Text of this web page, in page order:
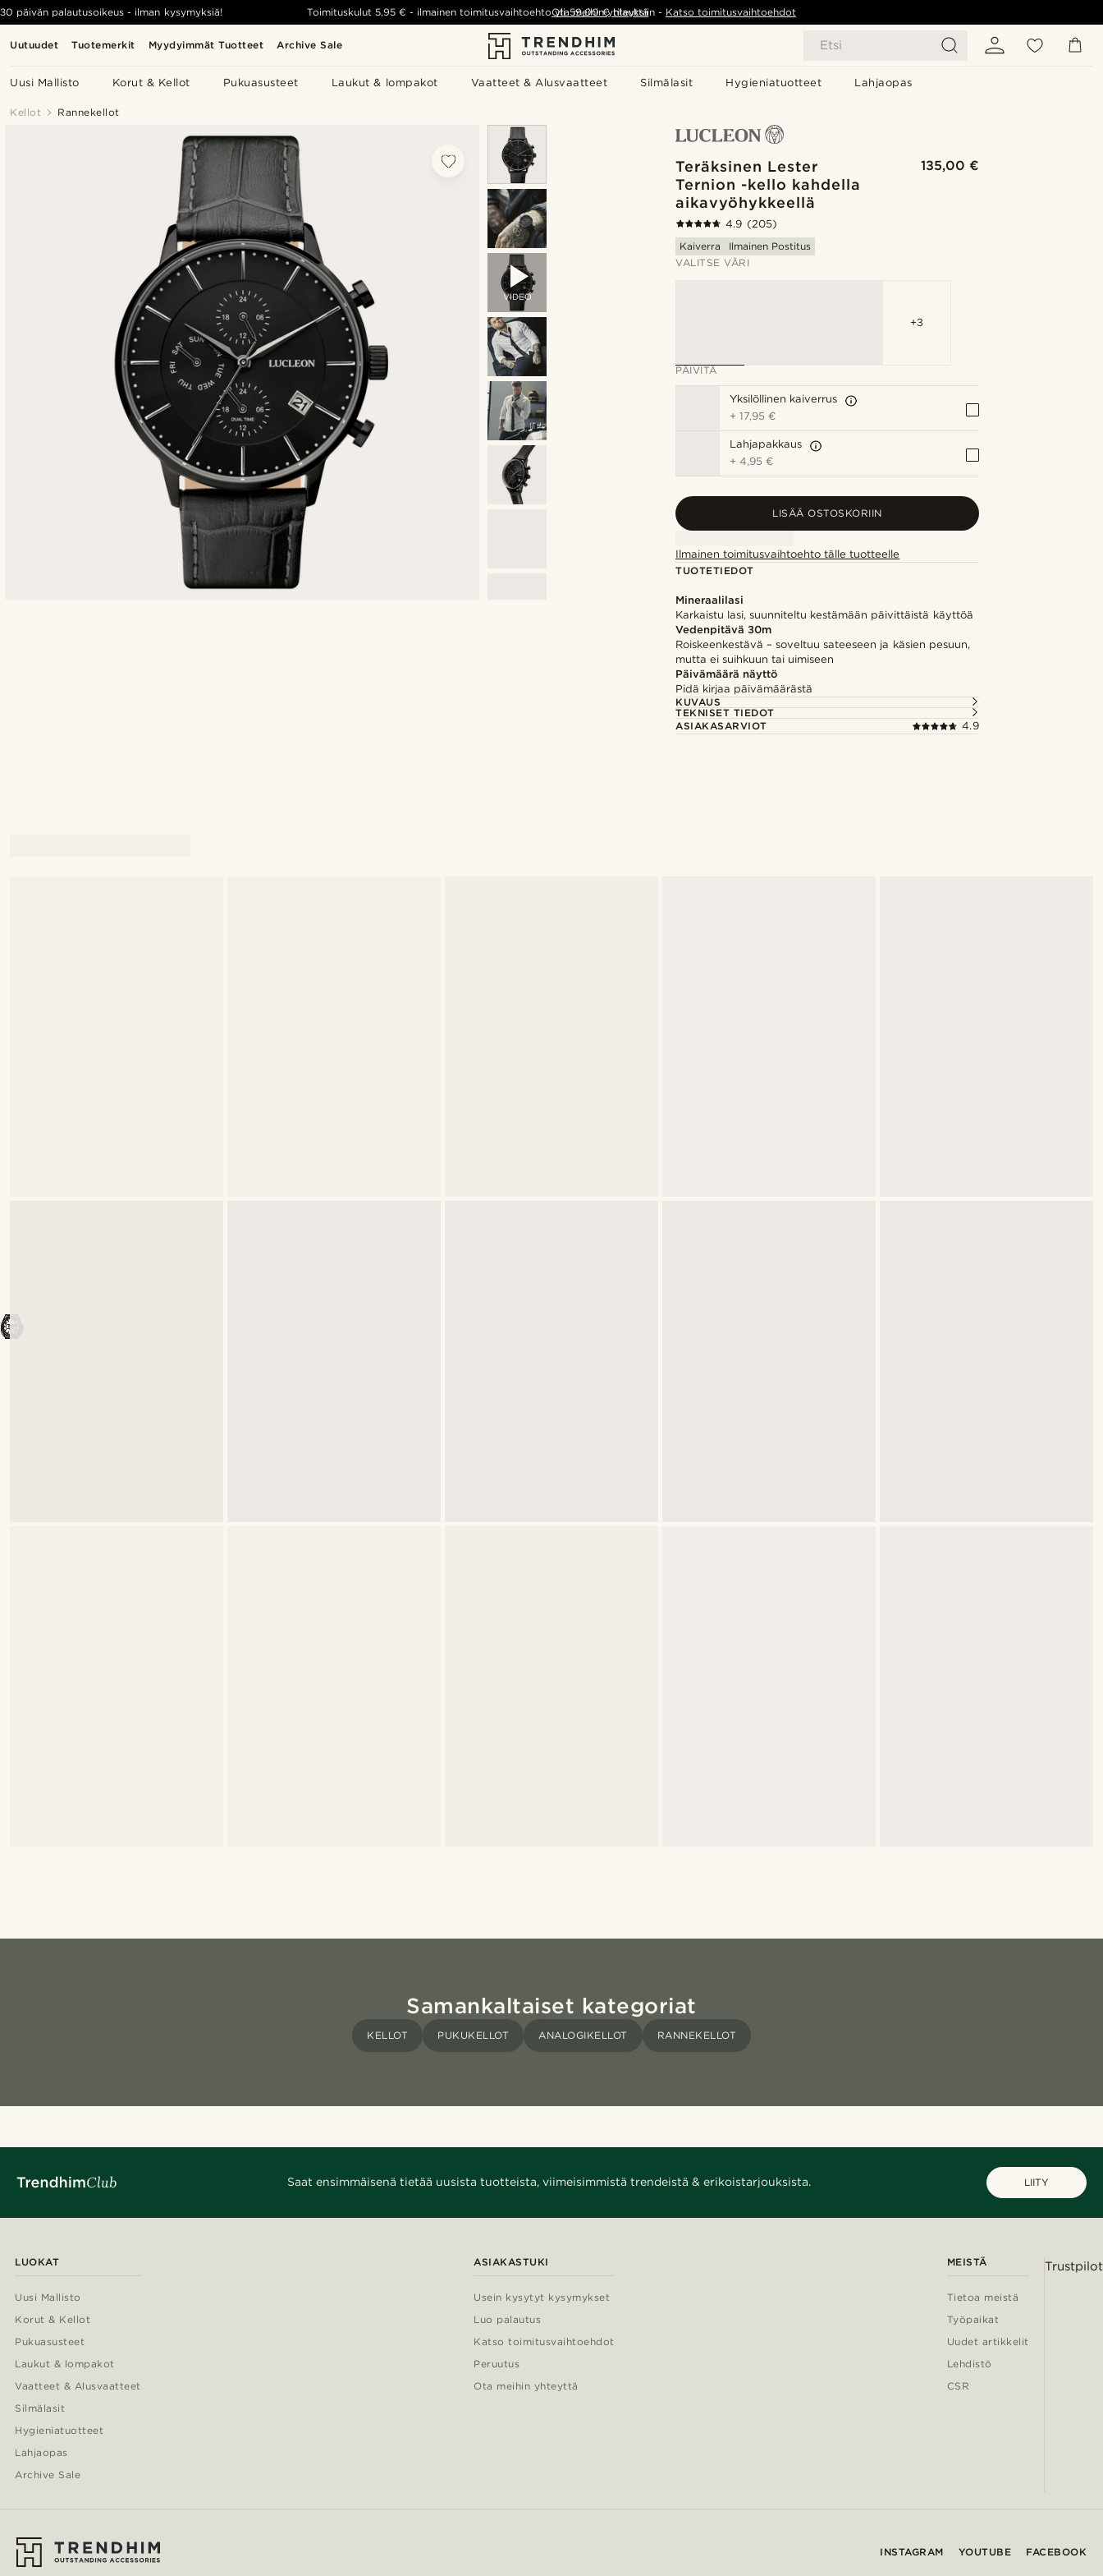
Uutuudet Tuotemerkit Myydyimmät Tuotteet Archive Sale Etsi
Uusi Mallisto Korut & Kellot Pukuasusteet Laukut & lompakot Vaatteet & Alusvaatteet Silmälasit Hygieniatuotteet Lahjaopas
30 päivän palautusoikeus - ilman kysymyksiä! Toimituskulut 5,95 € - ilmainen toimitusvaihtoehto yli 59,00 €tilauksiin - Katso toimitusvaihtoehdot
Ota meihin yhteyttä
Kellot Rannekellot
VIDEO
Teräksinen Lester
Ternion -kello kahdella
aikavyöhykkeellä
135,00 €
4.9 (205)
Kaiverra
Ilmainen Postitus
VALITSE VÄRI
+3
PÄIVITÄ
Yksilöllinen kaiverrus
+17,95 €
Lahjapakkaus
+4,95 €
LISÄÄ OSTOSKORIIN
Ilmainen toimitusvaihtoehto tälle tuotteelle
TUOTETIEDOT
Mineraalilasi
Karkaistu lasi, suunniteltu kestämään päivittäistä käyttöä
Vedenpitävä 30m
Roiskeenkestävä – soveltuu sateeseen ja käsien pesuun,
mutta ei suihkuun tai uimiseen
Päivämäärä näyttö
Pidä kirjaa päivämäärästä
KUVAUS
TEKNISET TIEDOT
ASIAKASARVIOT
4.9
Samankaltaiset kategoriat
KELLOT PUKUKELLOT ANALOGIKELLOT RANNEKELLOT
Saat ensimmäisenä tietää uusista tuotteista, viimeisimmistä trendeistä & erikoistarjouksista. LIITY
LUOKAT
Uusi Mallisto
Korut & Kellot
Pukuasusteet
Laukut & lompakot
Vaatteet & Alusvaatteet
Silmälasit
Hygieniatuotteet
Lahjaopas
Archive Sale
ASIAKASTUKI
Usein kysytyt kysymykset
Luo palautus
Katso toimitusvaihtoehdot
Peruutus
Ota meihin yhteyttä
MEISTÄ
Tietoa meistä
Työpaikat
Uudet artikkelit
Lehdistö
CSR
Trustpilot
INSTAGRAM YOUTUBE FACEBOOK